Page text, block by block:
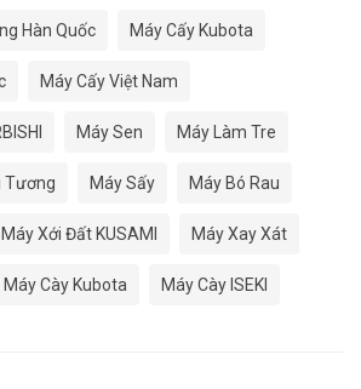
Hàn Quốc Máy Cấy Kubota
Máy Cấy Việt Nam
Máy Sen Máy Làm Tre
Tương Máy Sấy Máy Bó Rau
Máy Xới Đất KUSAMI Máy Xay Xát
Máy Cày Kubota Máy Cày ISEKI